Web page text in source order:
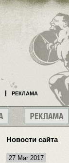
Новости сайта
27 Mar 2017
РЕКЛАМА